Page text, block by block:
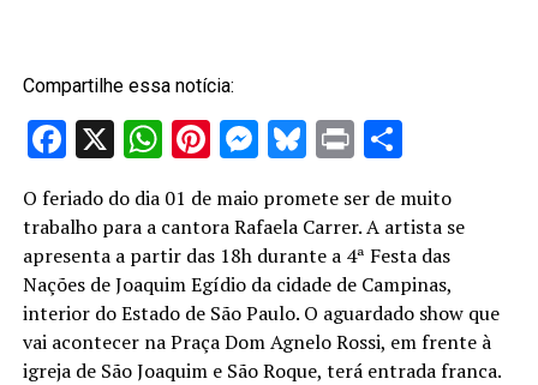
Compartilhe essa notícia:
Facebook
X WhatsApp
Pinterest
Messenger
Bluesky
PrintShare
O feriado do dia 01 de maio promete ser de muito
trabalho para a cantora Rafaela Carrer. A artista se
apresenta a partir das 18h durante a 4ª Festa das
Nações de Joaquim Egídio da cidade de Campinas,
interior do Estado de São Paulo. O aguardado show que
vai acontecer na Praça Dom Agnelo Rossi, em frente à
igreja de São Joaquim e São Roque, terá entrada franca.